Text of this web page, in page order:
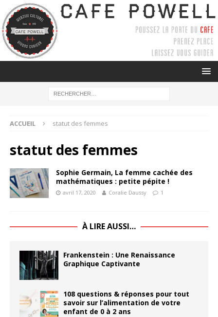
ACCUEIL statut des femmes
statut des femmes
Sophie Germain, La femme cachée des
mathématiques : petite pépite !
avril 17, 2020 Coralie Daussy 1
À LIRE AUSSI…
Frankenstein : Une Renaissance
Graphique Captivante
108 questions & réponses pour tout
savoir sur l’alimentation de votre
enfant de 0 à 2 ans